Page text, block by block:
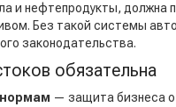
и нефтепродукты, должна
Без такой системы
законодательства.
обязательна
— защита бизнеса